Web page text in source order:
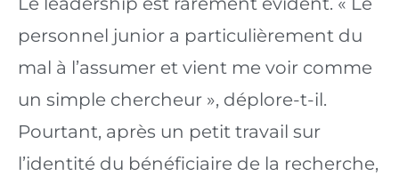
personnel junior a particulièrement du
mal à l’assumer et vient me voir comme
un simple chercheur », déplore-t-il.
Pourtant, après un petit travail sur
l’identité du bénéficiaire de la recherche,